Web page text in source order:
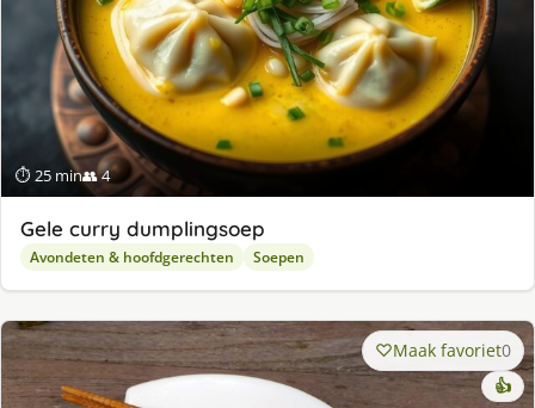
⏱ 25 min👥 4
Gele curry dumplingsoep
Avondeten & hoofdgerechten Soepen
Maak favoriet0
👍